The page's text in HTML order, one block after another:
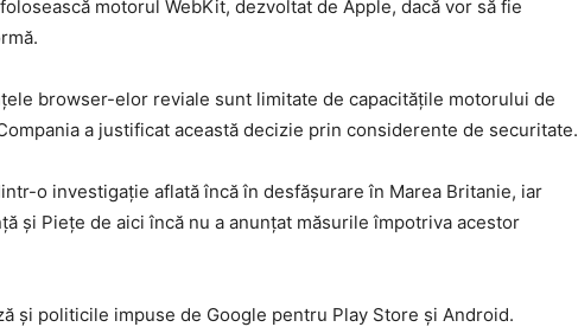
motorul WebKit, dezvoltat de Apple, dacă vor să fie
browser-elor reviale sunt limitate de capacităţile motorului de
a justificat această decizie prin considerente de securitate.
o investigaţie aflată încă în desfăşurare în Marea Britanie, iar
şi Pieţe de aici încă nu a anunţat măsurile împotriva acestor
şi politicile impuse de Google pentru Play Store şi Android.